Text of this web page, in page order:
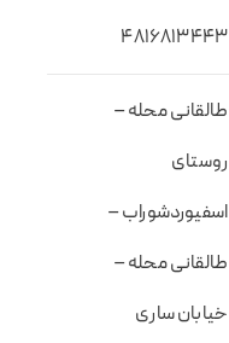
۴۸۱۶۸۱۳۴۴۳
طالقانی محله –
روستای
اسفیوردشوراب –
طالقانی محله –
خیابان ساری